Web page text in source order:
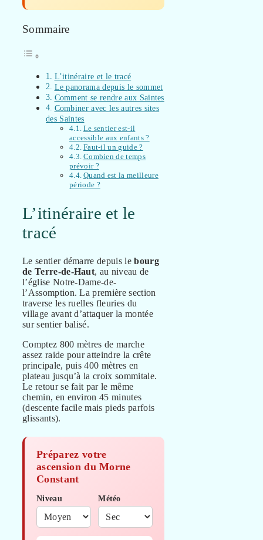
Sommaire
L’itinéraire et le tracé
Le panorama depuis le sommet
Comment se rendre aux Saintes
Combiner avec les autres sites
des Saintes
Le sentier est-il
accessible aux enfants ?
Faut-il un guide ?
Combien de temps
prévoir ?
Quand est la meilleure
période ?
L’itinéraire et le
tracé
Le sentier démarre depuis lebourg
de Terre-de-Haut, au niveau de
l’église Notre-Dame-de-
l’Assomption. La première section
traverse les ruelles fleuries du
village avant d’attaquer la montée
sur sentier balisé.
Comptez 800 mètres de marche
assez raide pour atteindre la crête
principale, puis 400 mètres en
plateau jusqu’à la croix sommitale.
Le retour se fait par le même
chemin, en environ 45 minutes
(descente facile mais pieds parfois
glissants).
Préparez votre
ascension du Morne
Constant
Niveau Météo